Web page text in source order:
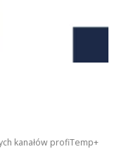
kanałów profiTemp+